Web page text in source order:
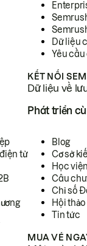
Dữ liệu
Yêu
KẾT NỐI
Dữ liệu về
tử
Phát triển
Blog
Cơ sở
Học viện
Câu
Chỉ số
Hội
Tin tức
MUA VÉ